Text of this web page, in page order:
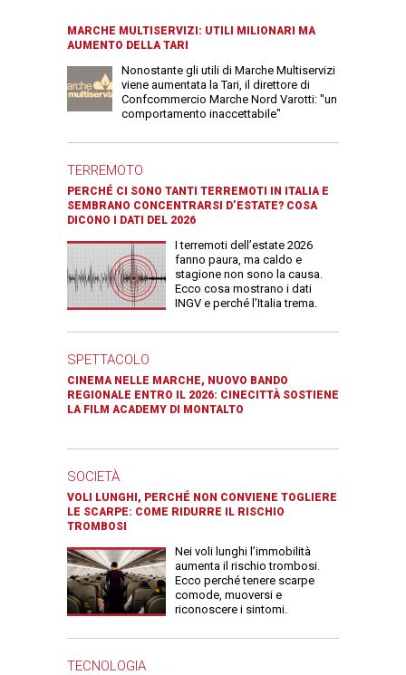
MARCHE MULTISERVIZI: UTILI MILIONARI MA
AUMENTO DELLA TARI
Nonostante gli utili di Marche Multiservizi
viene aumentata la Tari, il direttore di
Confcommercio Marche Nord Varotti: "un
comportamento inaccettabile"
TERREMOTO
PERCHÉ CI SONO TANTI TERREMOTI IN ITALIA E
SEMBRANO CONCENTRARSI D’ESTATE? COSA
DICONO I DATI DEL 2026
I terremoti dell’estate 2026
fanno paura, ma caldo e
stagione non sono la causa.
Ecco cosa mostrano i dati
INGV e perché l’Italia trema.
SPETTACOLO
CINEMA NELLE MARCHE, NUOVO BANDO
REGIONALE ENTRO IL 2026: CINECITTÀ SOSTIENE
LA FILM ACADEMY DI MONTALTO
SOCIETÀ
VOLI LUNGHI, PERCHÉ NON CONVIENE TOGLIERE
LE SCARPE: COME RIDURRE IL RISCHIO
TROMBOSI
Nei voli lunghi l’immobilità
aumenta il rischio trombosi.
Ecco perché tenere scarpe
comode, muoversi e
riconoscere i sintomi.
TECNOLOGIA